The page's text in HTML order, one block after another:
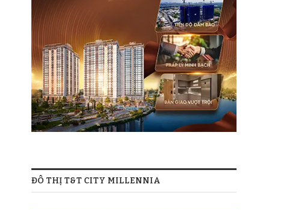
ĐÔ THỊ T&T CITY MILLENNIA